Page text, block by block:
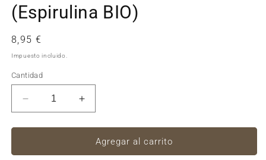
modal
(Espirulina BIO)
Precio
habitual
8,95 €
Impuesto incluido.
Cantidad
Reducir
cantidad
para
Menú
Aumentar
cantidad
para
Puro
Menú
Agregar al carrito